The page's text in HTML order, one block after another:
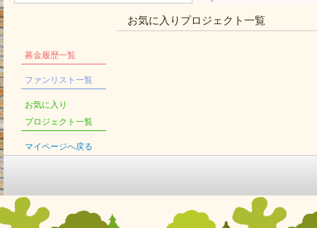
募金履歴一覧
ファンリスト一覧
お気に入り
プロジェクト一覧
マイページへ戻る
お気に入りプロジェクト一覧